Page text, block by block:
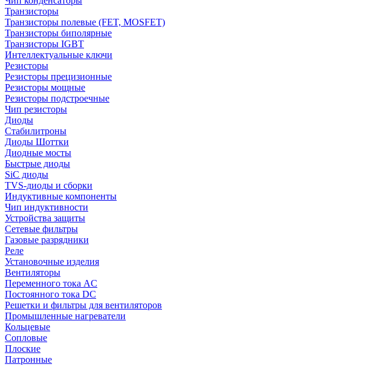
Транзисторы
Транзисторы полевые (FET, MOSFET)
Транзисторы биполярные
Транзисторы IGBT
Интеллектуальные ключи
Резисторы
Резисторы прецизионные
Резисторы мощные
Резисторы подстроечные
Чип резисторы
Диоды
Стабилитроны
Диоды Шоттки
Диодные мосты
Быстрые диоды
SiC диоды
TVS-диоды и сборки
Индуктивные компоненты
Чип индуктивности
Устройства защиты
Сетевые фильтры
Газовые разрядники
Реле
Установочные изделия
Вентиляторы
Переменного тока AC
Постоянного тока DC
Решетки и фильтры для вентиляторов
Промышленные нагреватели
Кольцевые
Сопловые
Плоские
Патронные